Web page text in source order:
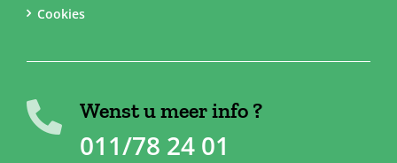
Cookies
Wenst u meer info ?
011/78 24 01